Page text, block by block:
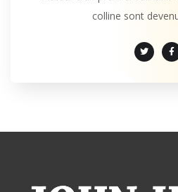
colline sont